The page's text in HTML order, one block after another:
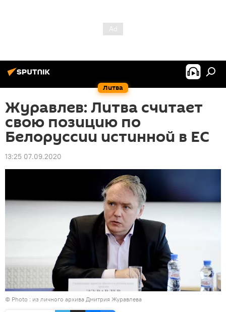
Литва
Журавлев: Литва считает
свою позицию по
Белоруссии истинной в ЕС
13:25 07.09.2020
© Photo : из личного архива Дмитрия Журавлева